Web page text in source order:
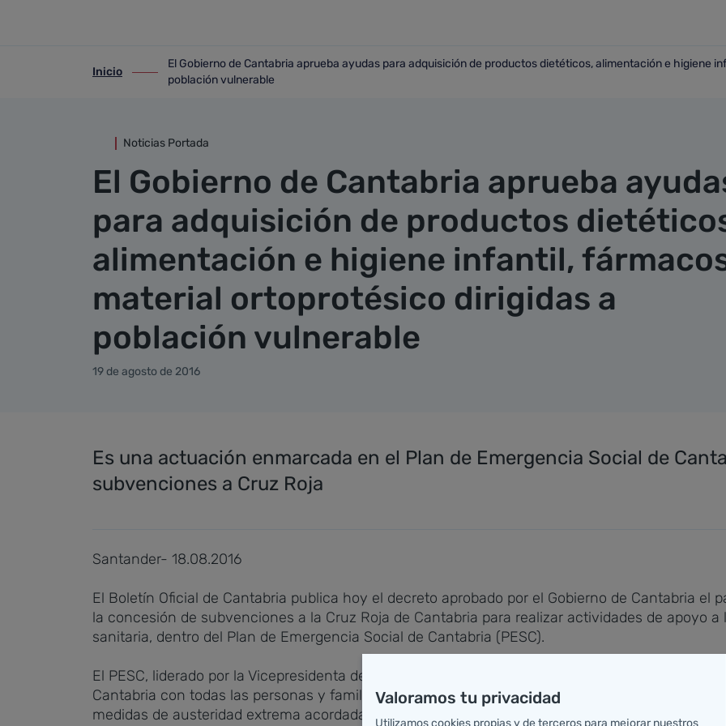
ir-a inicio
Inicio
ir-a El Gobierno de Cantabria aprueba ayudas para adquisición de productos dietéticos,
El Gobierno de Cantabria aprueba ayudas para adquisición de productos dietéticos, alimentación e higiene
población vulnerable
Noticias Portada
El Gobierno de Cantabria aprueba
para adquisición de productos
alimentación e higiene infantil,
material ortoprotésico dirigidas a
población vulnerable
19 de agosto de 2016
Es una actuación enmarcada en el Plan de Emergencia Social de
subvenciones a Cruz Roja
Santander- 18.08.2016
El Boletín Oficial de Cantabria publica hoy el decreto aprobado por el Gobierno de Cantabria el
la concesión de subvenciones a la Cruz Roja de Cantabria para realizar actividades de apoyo
sanitaria, dentro del Plan de Emergencia Social de Cantabria (PESC).
El PESC, liderado por la Vicepresidenta del Gobierno de Cantabria, Rosa Eva Díaz Tezanos,
Cantabria con todas las personas y familias que están sufriendo más directamente las
medidas de austeridad extrema acordadas para hacerla frente. Tiene como objetivo general
Valoramos tu privacidad
Utilizamos cookies propias y de terceros para mejorar nuestros